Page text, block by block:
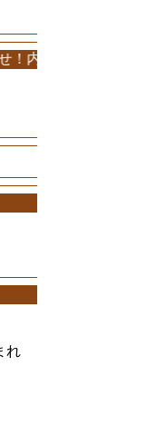
なエロ画像が55
れ